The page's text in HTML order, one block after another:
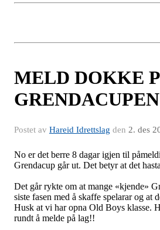
MELD DOKKE
Postet av Hareid Idrettslag den 2. des
No er det berre 8 dagar igjen til
Grendacup går ut. Det betyr at det
Det går rykte om at mange «kjende»
siste fasen med å skaffe spelarar og at
Husk at vi har opna Old Boys klasse.
rundt å melde på lag!!